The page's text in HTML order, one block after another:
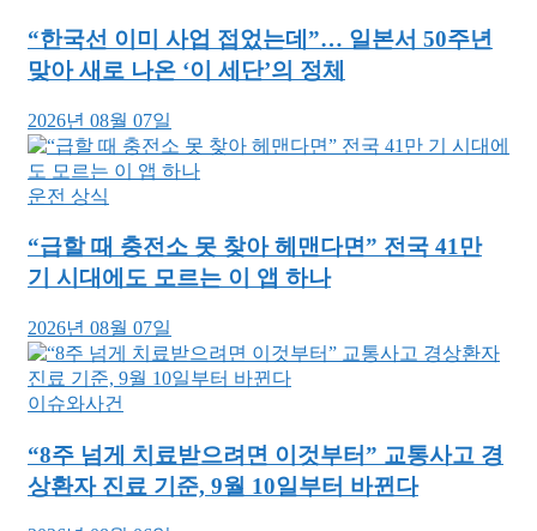
“한국선 이미 사업 접었는데”… 일본서 50주년
맞아 새로 나온 ‘이 세단’의 정체
2026년 08월 07일
운전 상식
“급할 때 충전소 못 찾아 헤맨다면” 전국 41만
기 시대에도 모르는 이 앱 하나
2026년 08월 07일
이슈와사건
“8주 넘게 치료받으려면 이것부터” 교통사고 경
상환자 진료 기준, 9월 10일부터 바뀐다